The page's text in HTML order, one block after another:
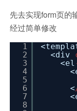
先去实现form页的
经过简单修改
1
2
3
4
5
6
7
8
<div
<el
<